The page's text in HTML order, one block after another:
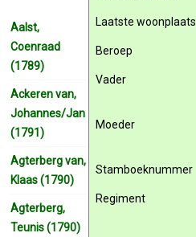
Laatste woonplaats
Beroep
Vader
Moeder
Stamboeknummer
Regiment
Aalst,
Coenraad
(1789)
Ackeren van,
Johannes/Jan
(1791)
Agterberg van,
Klaas (1790)
Agterberg,
Teunis (1790)